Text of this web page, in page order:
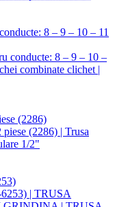
8 – 9 – 10 – 11
(2286)